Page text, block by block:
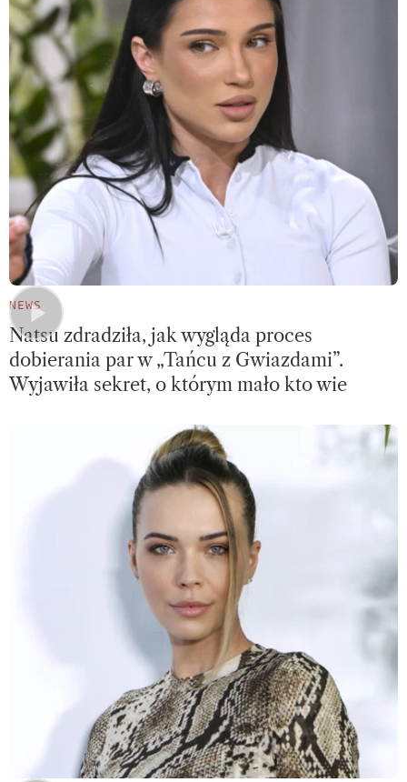
NEWS
Natsu zdradziła, jak wygląda proces
dobierania par w „Tańcu z Gwiazdami”.
Wyjawiła sekret, o którym mało kto wie